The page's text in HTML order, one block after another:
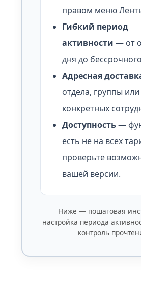
правом меню
Гибкий период
активности — от
дня до
Адресная
отдела, группы или
конкретных
Доступность—
есть не на всех
проверьте
вашей версии.
Ниже — пошаговая
настройка периода
контроль